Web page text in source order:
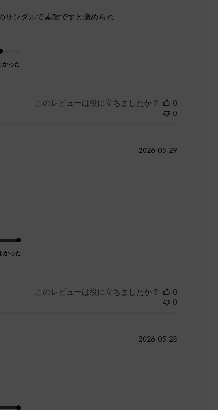
サンダルで素敵ですと褒められ
かった
このレビューは役に立ちましたか？
0
0
かった
公
2026-05-29
このレビューは役に立ちましたか？
0
0
公
2026-05-28